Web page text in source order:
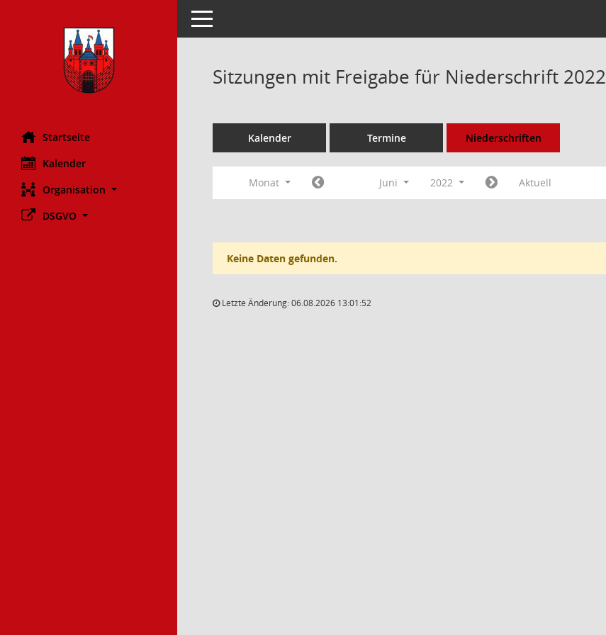
Startseite
Kalender
Organisation
DSGVO
Toggle navigation
Sitzungen mit Freigabe für Niederschrift 2022
Kalender Termine Niederschriften
Monat Juni 2022 Aktuell
Keine Daten gefunden.
Letzte Änderung: 06.08.2026 13:01:52